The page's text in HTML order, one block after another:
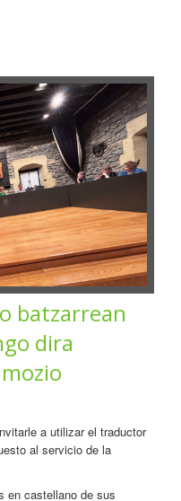
batzarrean
dira
a utilizar el traductor
al servicio de la
en castellano de sus